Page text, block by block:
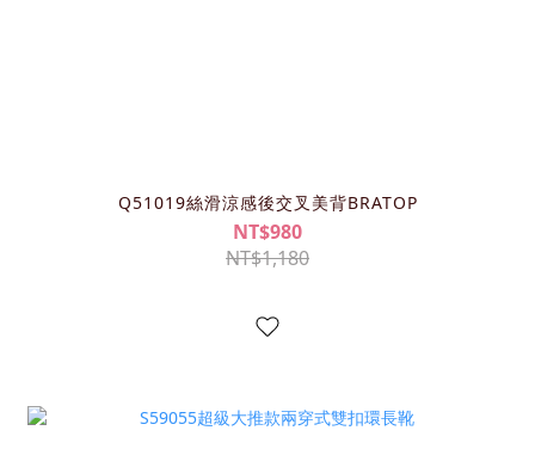
Q51019絲滑涼感後交叉美背BRATOP
NT$980
NT$1,180